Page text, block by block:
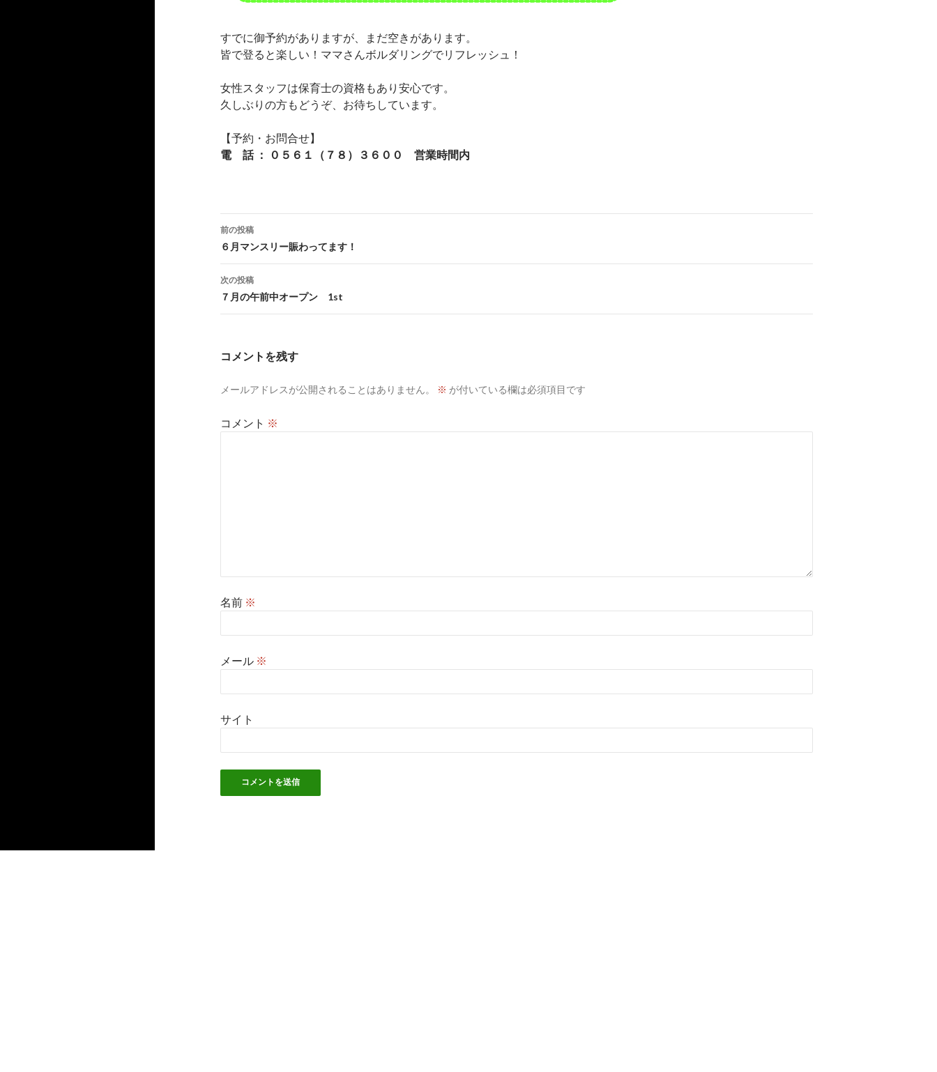
すでに御予約がありますが、まだ空きがあります。
皆で登ると楽しい！ママさんボルダリングでリフレッシュ！
女性スタッフは保育士の資格もあり安心です。
久しぶりの方もどうぞ、お待ちしています。
【予約・お問合せ】
電 話 ： ０５６１（７８）３６００ 営業時間内
投
稿
ナ
ビ
ゲ
ョ
ン
前の投稿
６月マンスリー賑わってます！
次の投稿
７月の午前中オープン 1st
コメントを残す
メールアドレスが公開されることはありません。 ※ が付いている欄は必須項目です
コメント ※
名前 ※
メール ※
サイト